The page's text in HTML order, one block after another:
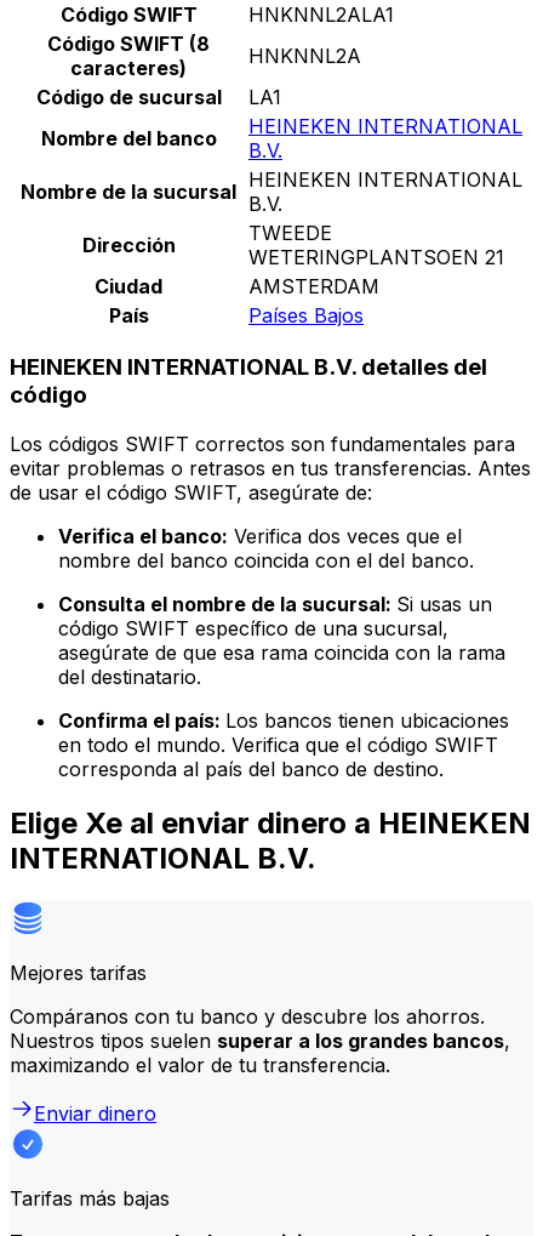
Código SWIFT
HNKNNL2ALA1
Código SWIFT (8
caracteres)
HNKNNL2A
Código de sucursal
LA1
Nombre del banco
HEINEKEN INTERNATIONAL
B.V.
Nombre de la sucursal HEINEKEN INTERNATIONAL
B.V.
Dirección
TWEEDE
WETERINGPLANTSOEN 21
Ciudad
AMSTERDAM
País
Países Bajos
HEINEKEN INTERNATIONAL B.V. detalles del
código
Los códigos SWIFT correctos son fundamentales para
evitar problemas o retrasos en tus transferencias. Antes
de usar el código SWIFT, asegúrate de:
Verifica el banco: Verifica dos veces que el
nombre del banco coincida con el del banco.
Consulta el nombre de la sucursal: Si usas un
código SWIFT específico de una sucursal,
asegúrate de que esa rama coincida con la rama
del destinatario.
Confirma el país: Los bancos tienen ubicaciones
en todo el mundo. Verifica que el código SWIFT
corresponda al país del banco de destino.
Elige Xe al enviar dinero a HEINEKEN
INTERNATIONAL B.V.
Mejores tarifas
Compáranos con tu banco y descubre los ahorros.
Nuestros tipos suelen superar a los grandes bancos,
maximizando el valor de tu transferencia.
Enviar dinero
Tarifas más bajas